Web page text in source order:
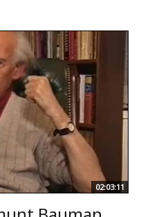
02:03:11